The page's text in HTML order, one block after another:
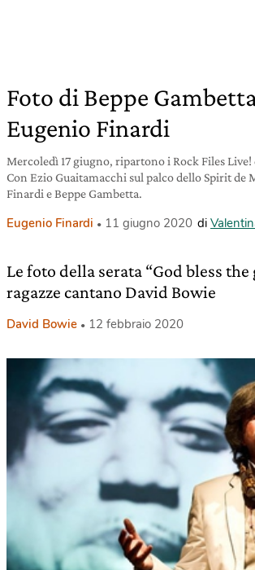
Foto di Beppe
Eugenio Finardi
Mercoledì 17 giugno, ripartono i Rock Files Live!
Con Ezio Guaitamacchi sul palco dello Spirit de
Finardi e Beppe Gambetta.
Eugenio Finardi 11 giugno 2020 di
Le foto della serata “God bless the
ragazze cantano David Bowie
David Bowie 12 febbraio 2020